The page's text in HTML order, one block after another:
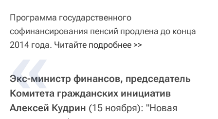
Программа государственного
софинансирования пенсий продлена до конца
2014 года. Читайте подробнее >>
Экс-министр финансов, председатель
Комитета гражданских инициатив
Алексей Кудрин (15 ноября): "Новая